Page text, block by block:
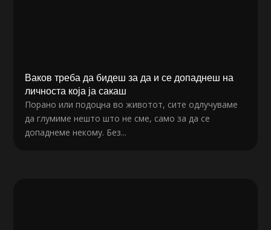
Ваков треба да бидеш за да и се допаднеш на
личноста која ја сакаш
Порано или подоцна во животот, сите одлучуваме
да глумиме нешто што не сме, само за да се
допаднеме некому. Без...